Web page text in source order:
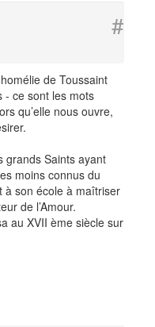
#
de Toussaint
- ce sont les mots
qu’elle nous ouvre,
grands Saints ayant
moins connus du
à son école à maîtriser
de l’Amour.
au XVII ème siècle sur